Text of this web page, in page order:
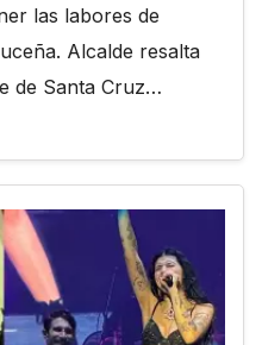
las labores de
Alcalde resalta
de Santa Cruz…